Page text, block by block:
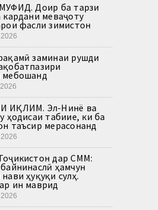
Доир ба тарзи
кардани меваҷоту
фасли зимистон
заминаи рушди
мебошанд
ИҚЛИМ. Эл-Нинё ва
ҳодисаи табиие, ки ба
таъсир мерасонанд
дар СММ:
ҳамчун
ҳуқуқи сулҳ.
ин маврид